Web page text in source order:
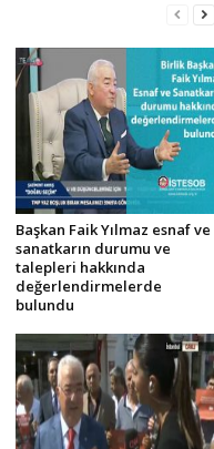
Başkan Faik Yılmaz esnaf ve
sanatkarın durumu ve
talepleri hakkında
değerlendirmelerde
bulundu